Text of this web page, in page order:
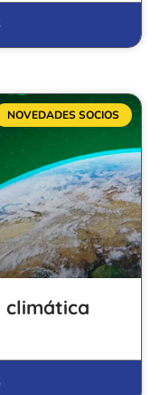
NOVEDADES SOCIOS
climática